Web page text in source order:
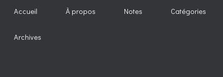
Accueil À propos Notes Catégories
Archives